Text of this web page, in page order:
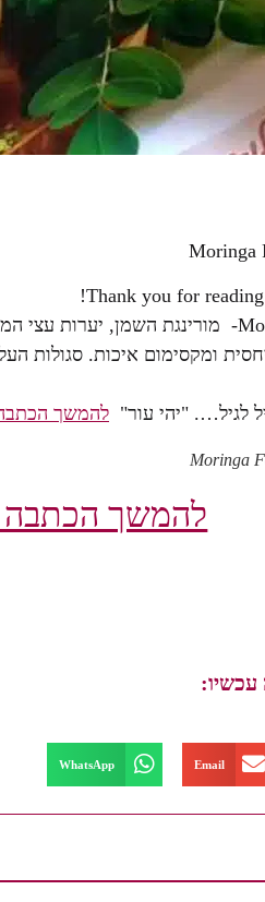
Moringa
Thank you for
לגיל…. "יהי עור" להמשך
Moringa
להמשך
Email
WhatsApp